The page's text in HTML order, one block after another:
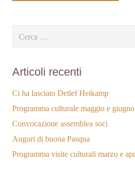
Articoli recenti
Ci ha lasciato Detlef Heikamp
Programma culturale maggio e giugno
Convocazione assemblea soci
Auguri di buona Pasqua
Programma visite culturali marzo e